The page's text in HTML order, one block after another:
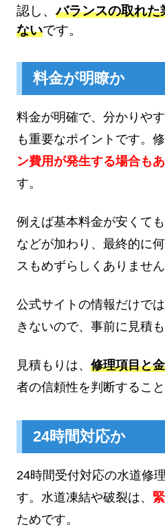
認し、バランスの取れた
ないです。
料金が明瞭か
料金が明確で、分かりや
も重要なポイントです。
ン費用が発生する場合も
す。
例えば基本料金が安くて
などが加わり、最終的に
スもめずらしくありません
公式サイトの情報だけで
きないので、事前に見積
見積もりは、 修理項目と
者の信頼性を判断すること
24時間対応か
24時間受付対応の水道修
す。水道凍結や破裂は、
ためです。